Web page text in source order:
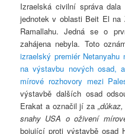
Izraelská civilní správa
jednotek v oblasti Beit El na
Ramallahu. Jedná se o
zahájena nebyla. Toto
izraelský premiér
na výstavbu nových osad,
mírové rozhovory mezi
výstavbě dalších osad
Erakat a označil jí za
snahy USA o oživení
bojující proti výstavbě osad